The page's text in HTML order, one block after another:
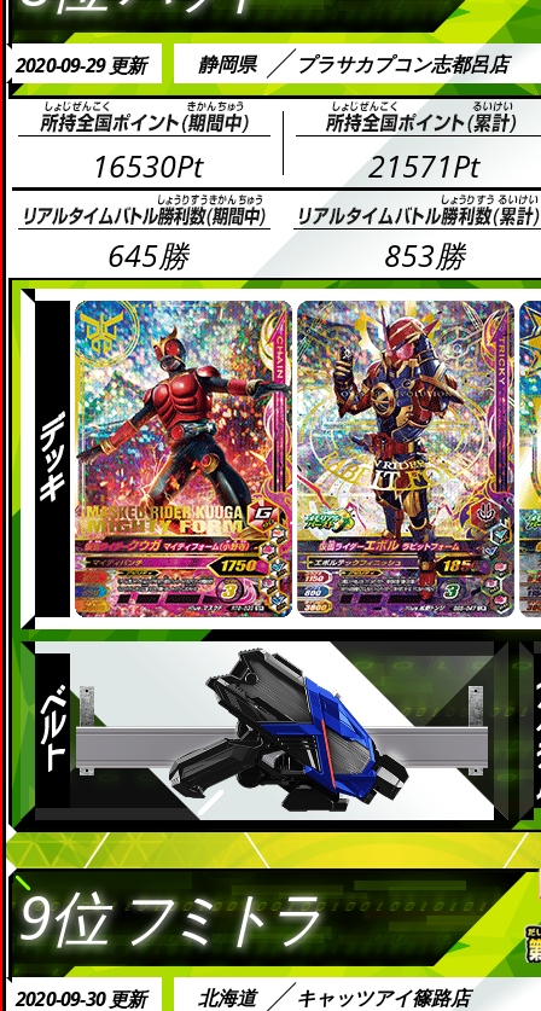
2020-09-29 更新 静岡県 プラサカプコン志都呂店
16530Pt 21571Pt
645勝 853勝
9位フミトラ
2020-09-30 更新 北海道 キャッツアイ篠路店